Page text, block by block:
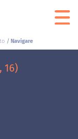
Navigare
16)